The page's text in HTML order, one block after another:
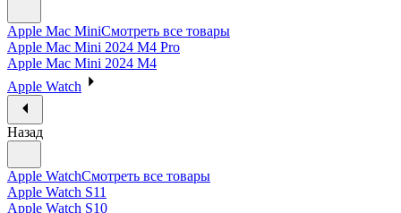
Apple Mac MiniСмотреть все товары
Apple Mac Mini 2024 M4 Pro
Apple Mac Mini 2024 M4
Apple Watch
Назад
Apple WatchСмотреть все товары
Apple Watch S11
Apple Watch S10